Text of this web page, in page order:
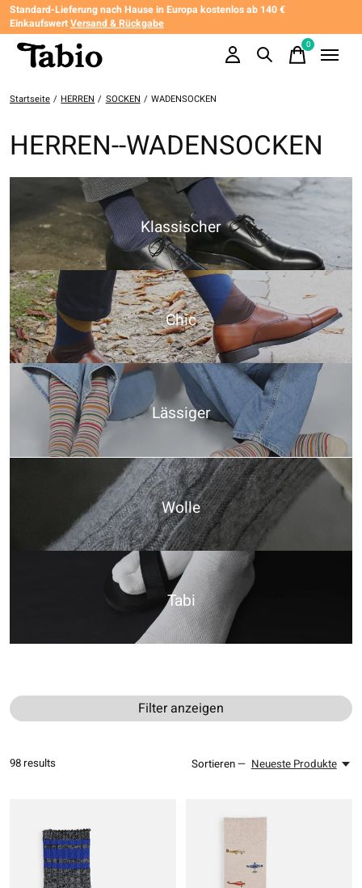
Standard-Lieferung nach Hause in Europa kostenlos ab 140 €
EinkaufswertVersand & Rückgabe
0items
Startseite / HERREN / SOCKEN / WADENSOCKEN
HERREN--WADENSOCKEN
Klassischer
Chic
Lässiger
Wolle
Tabi
Filter anzeigen
98 results Sortieren — Neueste Produkte